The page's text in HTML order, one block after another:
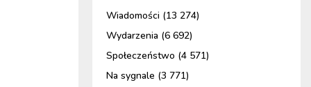
Wiadomości (13 274)
Wydarzenia (6 692)
Społeczeństwo (4 571)
Na sygnale (3 771)